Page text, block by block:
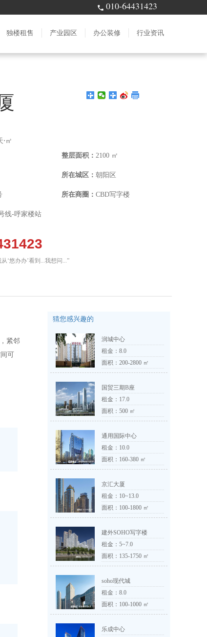
010-64431423
独楼租售 产业园区 办公装修 行业资讯
⋅㎡
整层面积： 2100 ㎡
所在城区： 朝阳区
所在商圈： CBD写字楼
线-呼家楼站
‘悠办办’看到...我想问...”
紧邻
可
猜您感兴趣的
润城中心
租金： 8.0
面积：200-2800 ㎡
国贸三期B座
租金： 17.0
面积：500 ㎡
通用国际中心
租金： 10.0
面积：160-380 ㎡
京汇大厦
租金： 10~13.0
面积：100-1800 ㎡
建外SOHO写字楼
租金： 5~7.0
面积：135-1750 ㎡
soho现代城
租金： 8.0
面积：100-1000 ㎡
乐成中心